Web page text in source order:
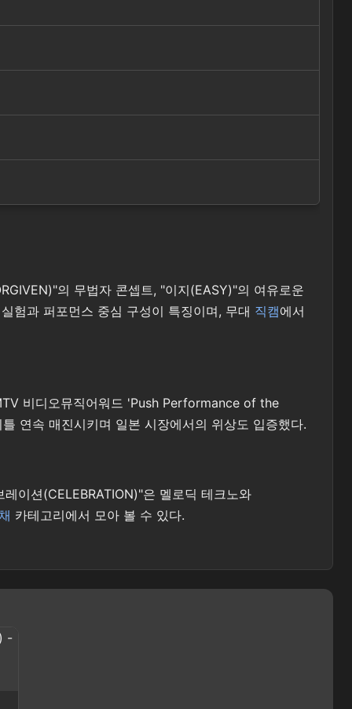
의 무법자 콘셉트, "이지(EASY)"의 여유로운
험과 퍼포먼스 중심 구성이 특징이며, 무대 직캠에서
비디오뮤직어워드 'Push Performance of the
연속 매진시키며 일본 시장에서의 위상도 입증했다.
이션(CELEBRATION)"은 멜로딕 테크노와
카테고리에서 모아 볼 수 있다.